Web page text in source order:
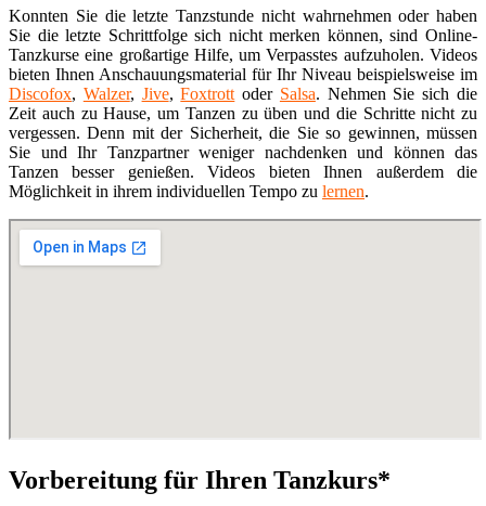
Konnten Sie die letzte Tanzstunde nicht wahrnehmen oder haben
Sie die letzte Schrittfolge sich nicht merken können, sind Online-
Tanzkurse eine großartige Hilfe, um Verpasstes aufzuholen. Videos
bieten Ihnen Anschauungsmaterial für Ihr Niveau beispielsweise im
Discofox, Walzer, Jive,Foxtrottoder Salsa. Nehmen Sie sich die
Zeit auch zu Hause, um Tanzen zu üben und die Schritte nicht zu
vergessen. Denn mit der Sicherheit, die Sie so gewinnen, müssen
Sie und Ihr Tanzpartner weniger nachdenken und können das
Tanzen besser genießen. Videos bieten Ihnen außerdem die
Möglichkeit in ihrem individuellen Tempo zu lernen.
Vorbereitung für Ihren Tanzkurs*